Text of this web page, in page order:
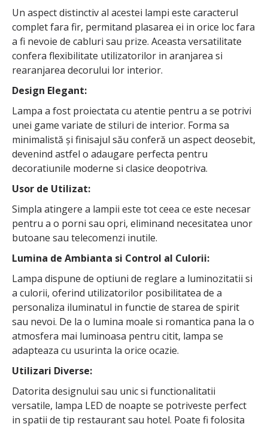
Un aspect distinctiv al acestei lampi este caracterul
complet fara fir, permitand plasarea ei in orice loc fara
a fi nevoie de cabluri sau prize. Aceasta versatilitate
confera flexibilitate utilizatorilor in aranjarea si
rearanjarea decorului lor interior.
Design Elegant:
Lampa a fost proiectata cu atentie pentru a se potrivi
unei game variate de stiluri de interior. Forma sa
minimalistă și finisajul său conferă un aspect deosebit,
devenind astfel o adaugare perfecta pentru
decoratiunile moderne si clasice deopotriva.
Usor de Utilizat:
Simpla atingere a lampii este tot ceea ce este necesar
pentru a o porni sau opri, eliminand necesitatea unor
butoane sau telecomenzi inutile.
Lumina de Ambianta si Control al Culorii:
Lampa dispune de optiuni de reglare a luminozitatii si
a culorii, oferind utilizatorilor posibilitatea de a
personaliza iluminatul in functie de starea de spirit
sau nevoi. De la o lumina moale si romantica pana la o
atmosfera mai luminoasa pentru citit, lampa se
adapteaza cu usurinta la orice ocazie.
Utilizari Diverse:
Datorita designului sau unic si functionalitatii
versatile, lampa LED de noapte se potriveste perfect
in spatii de tip restaurant sau hotel. Poate fi folosita